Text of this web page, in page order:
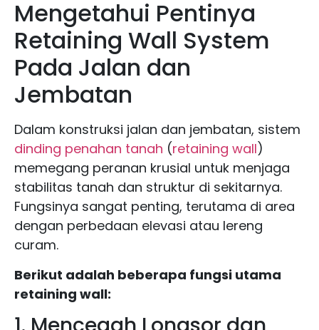
Mengetahui Pentinya
Retaining Wall System
Pada Jalan dan
Jembatan
Dalam konstruksi jalan dan jembatan, sistem
dinding penahan tanah (retaining wall)
memegang peranan krusial untuk menjaga
stabilitas tanah dan struktur di sekitarnya.
Fungsinya sangat penting, terutama di area
dengan perbedaan elevasi atau lereng
curam.
Berikut adalah beberapa fungsi utama
retaining wall: